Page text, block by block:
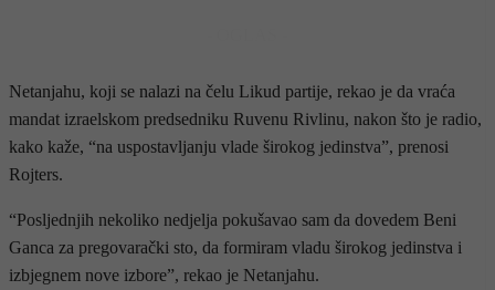
Netanjahu, koji se nalazi na čelu Likud partije, rekao je da vraća
mandat izraelskom predsedniku Ruvenu Rivlinu, nakon što je radio,
kako kaže, “na uspostavljanju vlade širokog jedinstva”, prenosi
Rojters.
“Posljednjih nekoliko nedjelja pokušavao sam da dovedem Beni
Ganca za pregovarački sto, da formiram vladu širokog jedinstva i
izbjegnem nove izbore”, rekao je Netanjahu.